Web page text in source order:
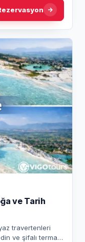
ve Tarih
travertenleri
ve şifalı termal